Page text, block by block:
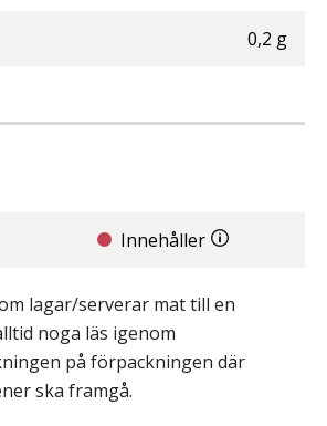
0,2 g
Innehåller
lagar/serverar mat till en
noga läs igenom
på förpackningen där
ska framgå.